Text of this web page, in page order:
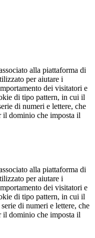
alla piattaforma di
per aiutare i
dei visitatori e
di tipo pattern, in cui il
di numeri e lettere, che
il dominio che imposta il
alla piattaforma di
per aiutare i
dei visitatori e
di tipo pattern, in cui il
di numeri e lettere, che
il dominio che imposta il